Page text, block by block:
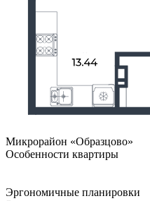
Микрорайон «Образцово»
Особенности квартиры
Эргономичные планировки